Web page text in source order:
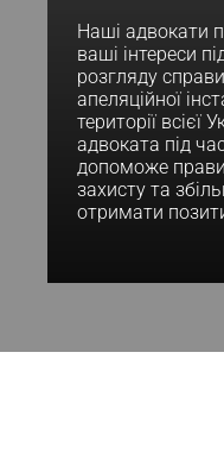
Наші адвокати
ваші інтереси
розгляду
апеляційної
території всієї
адвоката під
допоможе
захисту та
отримати